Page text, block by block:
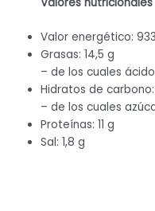
Valor energético:
Grasas: 14,5 g
– de los cuales
Hidratos de carbono:
– de los cuales
Proteínas: 11 g
Sal: 1,8 g